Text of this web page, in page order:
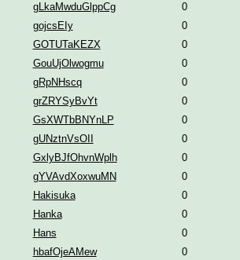
gLkaMwduGlppCg
0
gojcsEIy
0
GOTUTaKEZX
0
GouUjOlwogmu
0
gRpNHscq
0
grZRYSyBvYt
0
GsXWTbBNYnLP
0
gUNztnVsOII
0
GxlyBJfOhvnWplh
0
gYVAvdXoxwuMN
0
Hakisuka
0
Hanka
0
Hans
0
hbafOjeAMew
0